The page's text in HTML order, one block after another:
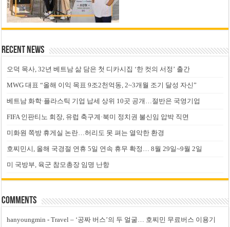
Recent News
오덕 목사, 32년 베트남 삶 담은 첫 디카시집 ‘한 컷의 서정’ 출간
MWG 대표 “올해 이익 목표 9조2천억동, 2~3개월 조기 달성 자신”
베트남 화학·플라스틱 기업 납세 상위 10곳 공개…절반은 국영기업
FIFA 인판티노 회장, 유럽 축구계·북미 정치권 불신임 압박 직면
미화원 쪽방 휴게실 논란…허리도 못 펴는 열악한 환경
호찌민시, 올해 국경절 연휴 5일 연속 휴무 확정… 8월 29일~9월 2일
미 국방부, 육군 참모총장 임명 난항
Comments
hanyoungmin -Travel – ‘공짜 버스’의 두 얼굴… 호찌민 무료버스 이용기